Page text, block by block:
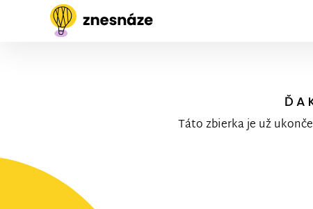
Táto zbierka je už